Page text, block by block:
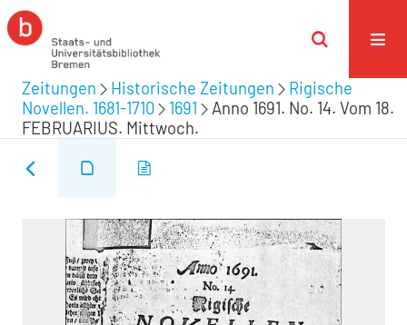
Zeitungen Historische Zeitungen
Rigische
Novellen. 1681-1710
1691
Anno 1691. No. 14. Vom 18.
FEBRUARIUS. Mittwoch.